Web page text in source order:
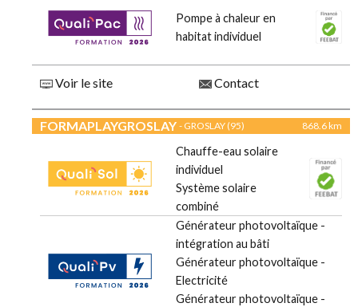
Pompe à chaleur en
habitat individuel
Voir le site Contact
FORMAPLAYGROSLAY - GROSLAY (95) 868.6 km
Chauffe-eau solaire
individuel
Système solaire
combiné
Générateur photovoltaïque -
intégration au bâti
Générateur photovoltaïque -
Electricité
Générateur photovoltaïque -